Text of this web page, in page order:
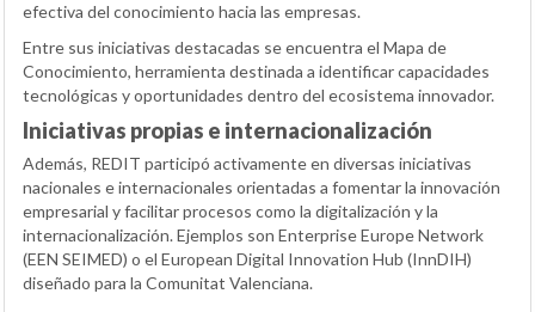
efectiva del conocimiento hacia las empresas.
Entre sus iniciativas destacadas se encuentra el Mapa de
Conocimiento, herramienta destinada a identificar capacidades
tecnológicas y oportunidades dentro del ecosistema innovador.
Iniciativas propias e internacionalización
Además, REDIT participó activamente en diversas iniciativas
nacionales e internacionales orientadas a fomentar la innovación
empresarial y facilitar procesos como la digitalización y la
internacionalización. Ejemplos son Enterprise Europe Network
(EEN SEIMED) o el European Digital Innovation Hub (InnDIH)
diseñado para la Comunitat Valenciana.